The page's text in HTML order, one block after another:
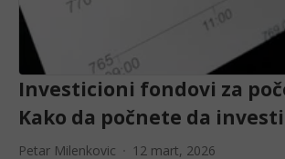
Investicioni fondovi za
Kako da počnete da
Petar Milenkovic 12 mart, 2026